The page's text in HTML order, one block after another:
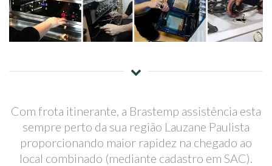
Com frota itinerante, a Brastemp assistência esta
sempre perto da sua região Lauzane Paulista
proporcionando maior rapidez na chegado ao
local combinado (mediante cadastro em SAC).